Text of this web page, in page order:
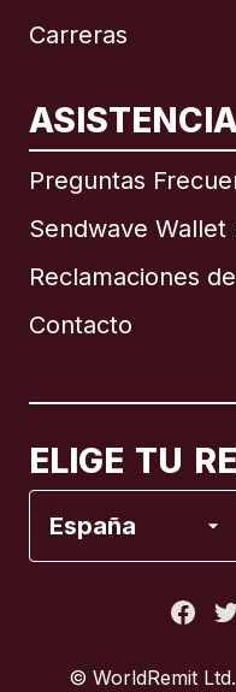
Carreras
Preguntas
Sendwave Wallet
Reclamaciones
Contacto
ELIGE TU
España
Brasil
© WorldRemit